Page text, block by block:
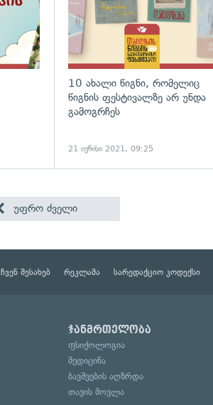
10 ახალი წიგნი, რომელიც
წიგნის ფესტივალზე არ უნდა
გამოგრჩეს
21 ივნისი 2021, 09:25
უფრო ძველი
ჩვენ შესახებ რეკლამა სარედაქციო კოდექსი
ჯანმრთელობა
ფსიქოლოგია
მედიცინა
ბავშვების აღზრდა
თავის მოვლა